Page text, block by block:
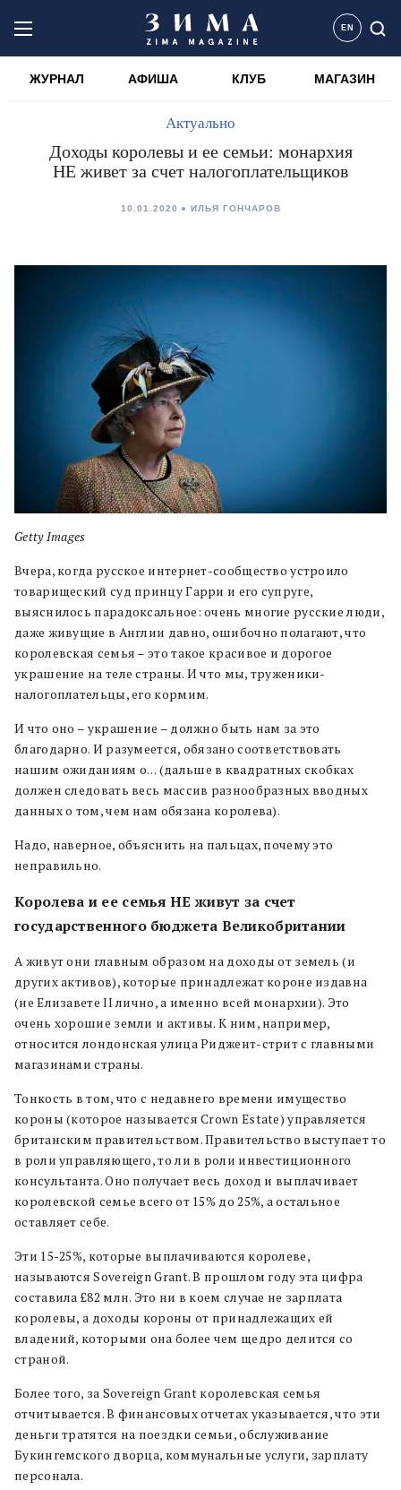
EN
ЖУРНАЛ АФИША КЛУБ МАГАЗИН
Актуально
Доходы королевы и ее семьи: монархия
НЕ живет за счет налогоплательщиков
10.01.2020 ИЛЬЯ ГОНЧАРОВ
Getty Images
Вчера, когда русское интернет-сообщество устроило
товарищеский суд принцу Гарри и его супруге,
выяснилось парадоксальное: очень многие русские люди,
даже живущие в Англии давно, ошибочно полагают, что
королевская семья – это такое красивое и дорогое
украшение на теле страны. И что мы, труженики-
налогоплательцы, его кормим.
И что оно – украшение – должно быть нам за это
благодарно. И разумеется, обязано соответствовать
нашим ожиданиям о… (дальше в квадратных скобках
должен следовать весь массив разнообразных вводных
данных о том, чем нам обязана королева).
Надо, наверное, объяснить на пальцах, почему это
неправильно.
Королева и ее семья НЕ живут за счет
государственного бюджета Великобритании
А живут они главным образом на доходы от земель (и
других активов), которые принадлежат короне издавна
(не Елизавете II лично, а именно всей монархии). Это
очень хорошие земли и активы. К ним, например,
относится лондонская улица Риджент-стрит с главными
магазинами страны.
Тонкость в том, что с недавнего времени имущество
короны (которое называется Crown Estate) управляется
британским правительством. Правительство выступает то
в роли управляющего, то ли в роли инвестиционного
консультанта. Оно получает весь доход и выплачивает
королевской семье всего от 15% до 25%, а остальное
оставляет себе.
Эти 15-25%, которые выплачиваются королеве,
называются Sovereign Grant. В прошлом году эта цифра
составила £82 млн. Это ни в коем случае не зарплата
королевы, а доходы короны от принадлежащих ей
владений, которыми она более чем щедро делится со
страной.
Более того, за Sovereign Grant королевская семья
отчитывается. В финансовых отчетах указывается, что эти
деньги тратятся на поездки семьи, обслуживание
Букингемского дворца, коммунальные услуги, зарплату
персонала.